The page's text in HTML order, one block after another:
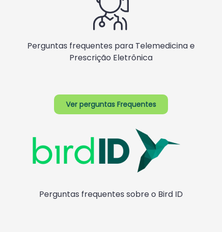
Perguntas frequentes para Telemedicina e
Prescrição Eletrônica
Ver perguntas Frequentes
Perguntas frequentes sobre o Bird ID